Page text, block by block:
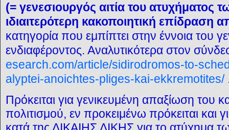
(= γενεσιουργός αιτία του ατυχήματος
ιδιαιτερότερη κακοποιητική επίδραση
κατηγορία που εμπίπτει στην έννοια του
ενδιαφέροντος. Αναλυτικότερα στον
esearch.com/article/sidirodromos-to-
alyptei-anoichtes-pliges-kai-ekkremotites/
Πρόκειται για γενικευμένη απαξίωση του
πολιτισμού, εν προκειμένω πρόκειται και